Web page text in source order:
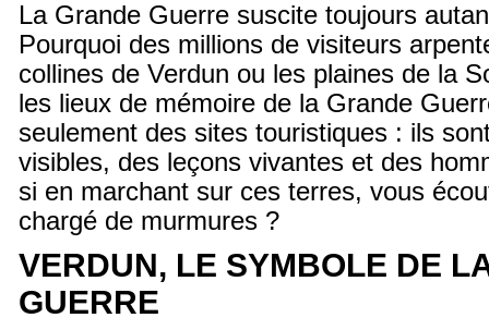
La Grande Guerre suscite toujours
Pourquoi des millions de visiteurs
collines de Verdun ou les plaines de la
les lieux de mémoire de la Grande
seulement des sites touristiques : ils
visibles, des leçons vivantes et des
si en marchant sur ces terres, vous
chargé de murmures ?
VERDUN, LE SYMBOLE DE
GUERRE